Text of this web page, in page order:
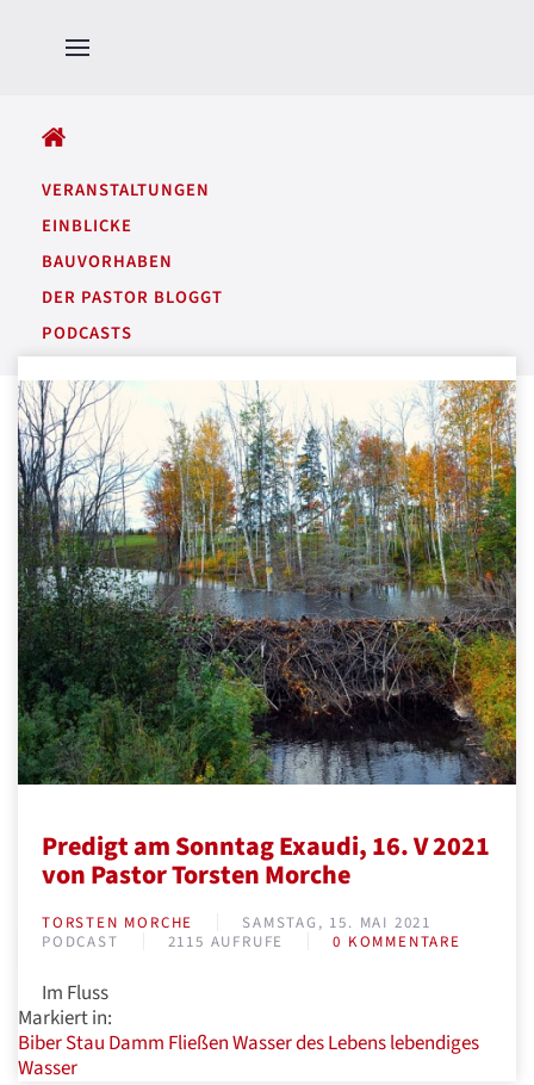
VERANSTALTUNGEN
EINBLICKE
BAUVORHABEN
DER PASTOR BLOGGT
PODCASTS
Predigt am Sonntag Exaudi, 16. V 2021
von Pastor Torsten Morche
TORSTEN MORCHE
SAMSTAG, 15. MAI 2021
PODCAST
2115 AUFRUFE 0 KOMMENTARE
Im Fluss
Markiert in:
BiberStau Damm FließenWasser des Lebenslebendiges
Wasser